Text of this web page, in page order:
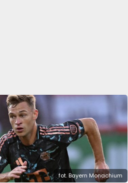
fot. Bayern Monachium